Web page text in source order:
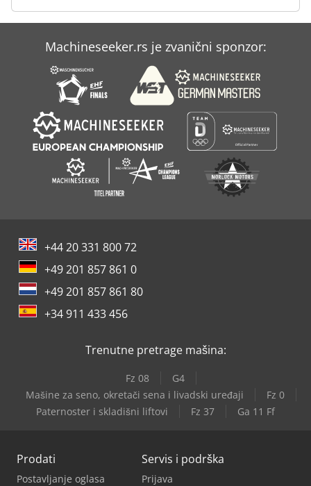
Machineseeker.rs je zvanični sponzor:
+44 20 331 800 72
+49 201 857 861 0
+49 201 857 861 80
+34 911 433 456
Trenutne pretrage mašina:
Fz 08
G4
Mašine za seno, okretači sena i livadski uređaji
Fz 0
Paternoster i skladišni liftovi
Fz 37 Ga 11 Ff
Prodati
Postavljanje oglasa
Servis i podrška
Prijava